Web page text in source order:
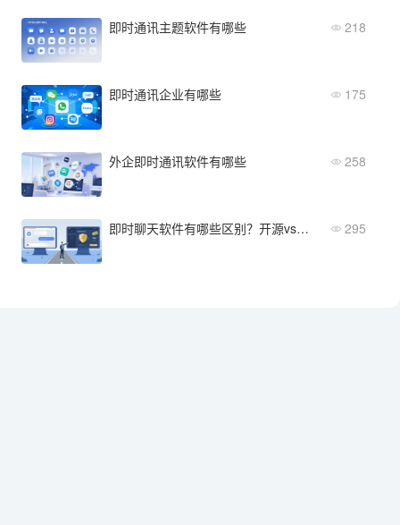
即时通讯主题软件有哪些 218
即时通讯企业有哪些 175
外企即时通讯软件有哪些 258
即时聊天软件有哪些区别？开源vs商业版本决策分析 295